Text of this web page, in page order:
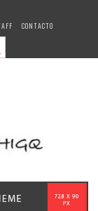
CONTACTO